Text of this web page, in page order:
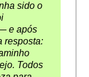
sido o
e após
resposta:
Todos